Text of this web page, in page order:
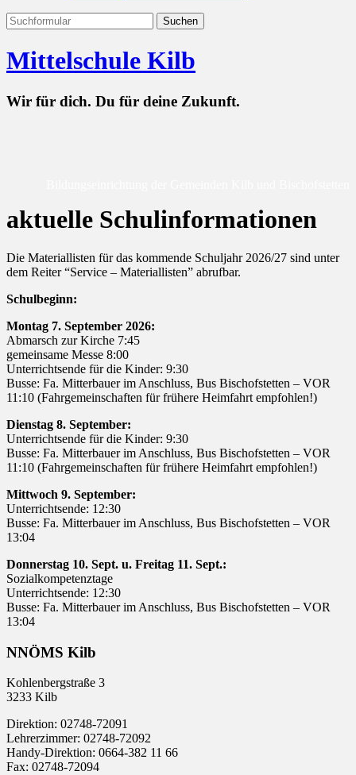
Mittelschule Kilb
Wir für dich. Du für deine Zukunft.
aktuelle Schulinformationen
Die Materiallisten für das kommende Schuljahr 2026/27 sind unter
dem Reiter “Service – Materiallisten” abrufbar.
Schulbeginn:
Montag 7. September 2026:
Abmarsch zur Kirche 7:45
gemeinsame Messe 8:00
Unterrichtsende für die Kinder: 9:30
Busse: Fa. Mitterbauer im Anschluss, Bus Bischofstetten – VOR
11:10 (Fahrgemeinschaften für frühere Heimfahrt empfohlen!)
Dienstag 8. September:
Unterrichtsende für die Kinder: 9:30
Busse: Fa. Mitterbauer im Anschluss, Bus Bischofstetten – VOR
11:10 (Fahrgemeinschaften für frühere Heimfahrt empfohlen!)
Mittwoch 9. September:
Unterrichtsende: 12:30
Busse: Fa. Mitterbauer im Anschluss, Bus Bischofstetten – VOR
13:04
Donnerstag 10. Sept. u. Freitag 11. Sept.:
Sozialkompetenztage
Unterrichtsende: 12:30
Busse: Fa. Mitterbauer im Anschluss, Bus Bischofstetten – VOR
13:04
NNÖMS Kilb
Kohlenbergstraße 3
3233 Kilb
Direktion: 02748-72091
Lehrerzimmer: 02748-72092
Handy-Direktion: 0664-382 11 66
Fax: 02748-72094